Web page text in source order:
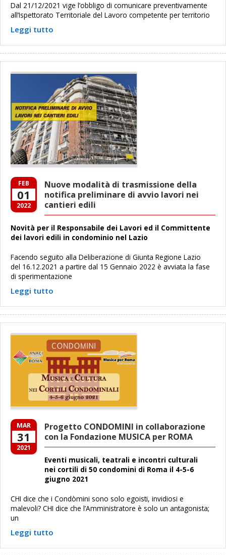
Dal 21/12/2021 vige l’obbligo di comunicare preventivamente
all’Ispettorato Territoriale del Lavoro competente per territorio
Leggi tutto
FEB
01
2022
Nuove modalità di trasmissione della
notifica preliminare di avvio lavori nei
cantieri edili
Novità per il Responsabile dei Lavori ed il Committente
dei lavori edili in condominio nel Lazio
Facendo seguito alla Deliberazione di Giunta Regione Lazio
del 16.12.2021 a partire dal 15 Gennaio 2022 è avviata la fase
di sperimentazione
Leggi tutto
MAR
31
2021
Progetto CONDOMINI in collaborazione
con la Fondazione MUSICA per ROMA
Eventi musicali, teatrali e incontri culturali
nei cortili di 50 condomini di Roma il 4-5-6
giugno 2021
CHI dice che i Condòmini sono solo egoisti, invidiosi e
malevoli? CHI dice che l’Amministratore è solo un antagonista;
un
Leggi tutto